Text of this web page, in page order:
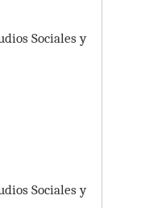
Sociales y
Sociales y